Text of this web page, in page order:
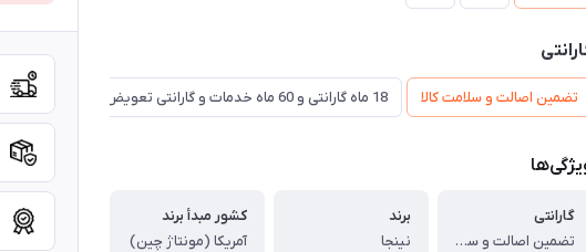
تضمین اصالت و سلامت کالا 18 ماه گارانتی و 60 ماه خدمات و گارانتی تعویض
گارانتی
تضمین اصالت و سلامت کالا (اورجینال)
برند
نینجا
کشور مبدأ برند
آمریکا (مونتاژ چین)